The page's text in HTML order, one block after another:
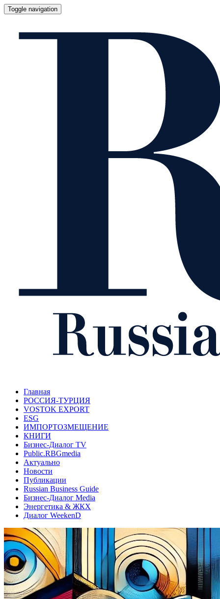
Toggle navigation
Главная
РОССИЯ-ТУРЦИЯ
VOSTOK EXPORT
ESG
ИМПОРТОЗМЕЩЕНИЕ
КНИГИ
Бизнес-Диалог TV
Public.RBGmedia
Актуально
Новости
Публикации
Russian Business Guide
Бизнес-Диалог Media
Энергетика & ЖКХ
Диалог WeekenD